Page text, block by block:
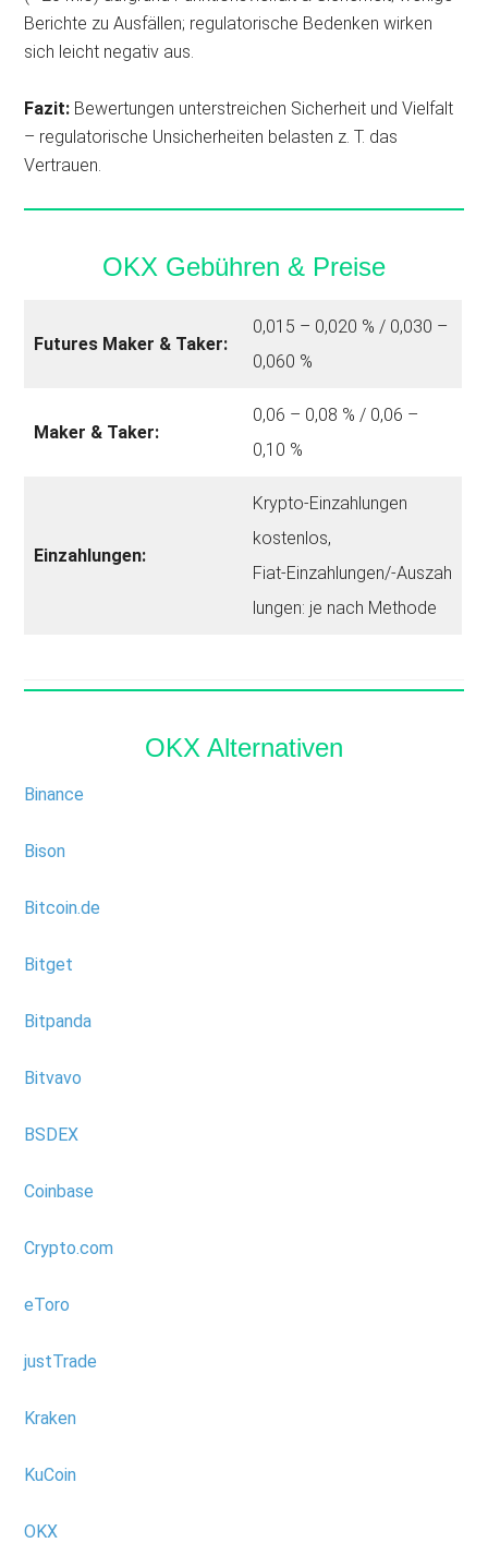
Berichte zu Ausfällen; regulatorische Bedenken wirken
sich leicht negativ aus.
Fazit: Bewertungen unterstreichen Sicherheit und Vielfalt
– regulatorische Unsicherheiten belasten z. T. das
Vertrauen.
OKX Gebühren & Preise
Futures Maker & Taker:
0,015 – 0,020 % / 0,030 –
0,060 %
Maker & Taker:
0,06 – 0,08 % / 0,06 –
0,10 %
Einzahlungen:
Krypto‑Einzahlungen
kostenlos,
Fiat‑Einzahlungen/‑Auszah
lungen: je nach Methode
OKX Alternativen
Binance
Bison
Bitcoin.de
Bitget
Bitpanda
Bitvavo
BSDEX
Coinbase
Crypto.com
eToro
justTrade
Kraken
KuCoin
OKX